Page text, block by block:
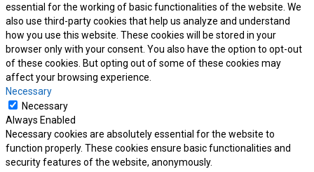
essential for the working of basic functionalities of the website. We
also use third-party cookies that help us analyze and understand
how you use this website. These cookies will be stored in your
browser only with your consent. You also have the option to opt-out
of these cookies. But opting out of some of these cookies may
affect your browsing experience.
Necessary
Necessary
Always Enabled
Necessary cookies are absolutely essential for the website to
function properly. These cookies ensure basic functionalities and
security features of the website, anonymously.